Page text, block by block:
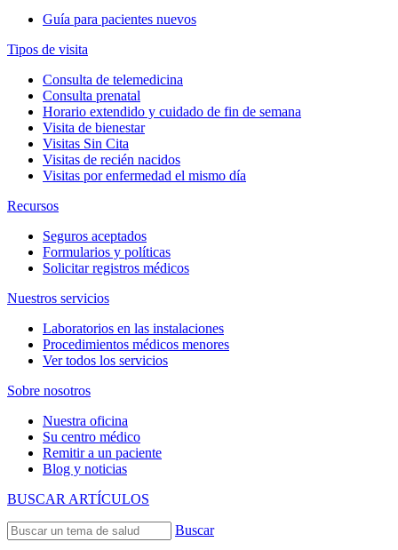
Guía para pacientes nuevos
Tipos de visita
Consulta de telemedicina
Consulta prenatal
Horario extendido y cuidado de fin de semana
Visita de bienestar
Visitas Sin Cita
Visitas de recién nacidos
Visitas por enfermedad el mismo día
Recursos
Seguros aceptados
Formularios y políticas
Solicitar registros médicos
Nuestros servicios
Laboratorios en las instalaciones
Procedimientos médicos menores
Ver todos los servicios
Sobre nosotros
Nuestra oficina
Su centro médico
Remitir a un paciente
Blog y noticias
BUSCAR ARTÍCULOS
Buscar